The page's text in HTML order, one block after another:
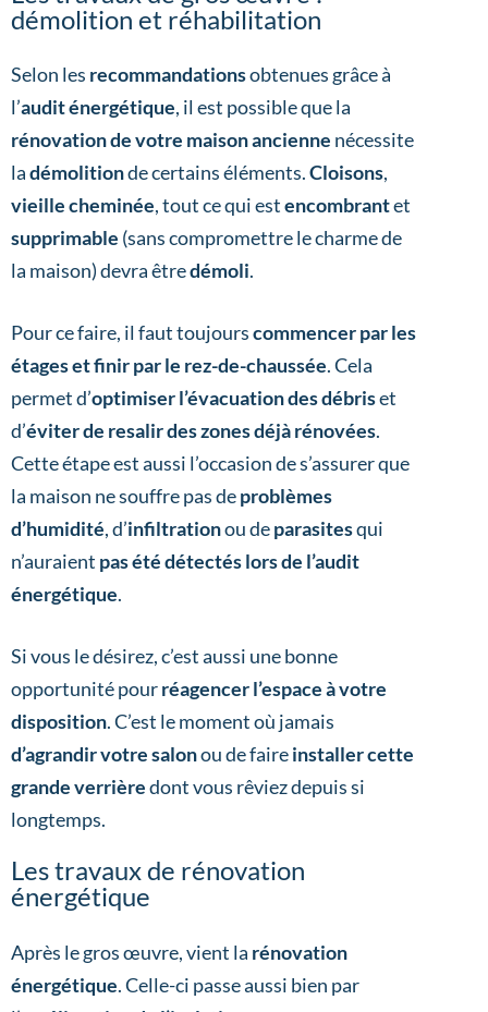
démolition et réhabilitation
Selon les recommandationsobtenues grâce à
l’audit énergétique, il est possible que la
rénovation de votre maison ancienne nécessite
ladémolitionde certains éléments.Cloisons,
vieille cheminée, tout ce qui estencombrantet
supprimable (sans compromettre le charme de
la maison) devra êtredémoli.
Pour ce faire, il faut toujourscommencer par les
étages et finir par le rez-de-chaussée. Cela
permet d’optimiser l’évacuation des débriset
d’éviter de resalir des zones déjà rénovées.
Cette étape est aussi l’occasion de s’assurer que
la maison ne souffre pas deproblèmes
d’humidité, d’infiltrationou deparasitesqui
n’auraient pas été détectés lors de l’audit
énergétique.
Si vous le désirez, c’est aussi une bonne
opportunité pourréagencer l’espace à votre
disposition. C’est le moment où jamais
d’agrandir votre salonou de faireinstaller cette
grande verrièredont vous rêviez depuis si
longtemps.
Les travaux de rénovation
énergétique
Après le gros œuvre, vient la rénovation
énergétique. Celle-ci passe aussi bien par